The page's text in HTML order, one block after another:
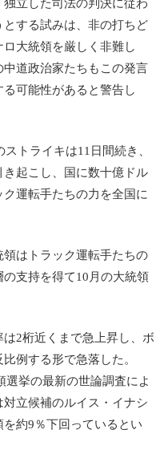
立した司法の判決に従わ
する試みは、非の打ちど
大統領を厳しく非難し
道政治家たちもこの発言
可能性があると警告し
トライキは11日間続き、
起こし、国に数十億ドル
運転手たちの力を全国に
はトラック運転手たちの
支持を得て10月の大統領
2桁近くまで急上昇し、ボ
例する形で急落した。
選挙の最新の世論調査によ
立候補のルイス・イナシ
約9％下回っているとい